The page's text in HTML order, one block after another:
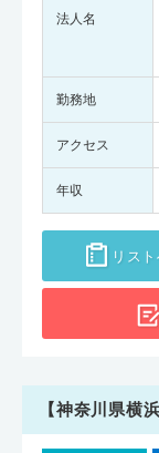
法人名
勤務地
アクセス
年収
リス
【神奈川県横